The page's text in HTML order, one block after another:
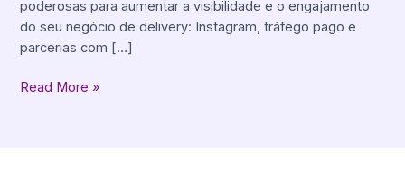
poderosas para aumentar a visibilidade e o engajamento
do seu negócio de delivery: Instagram, tráfego pago e
parcerias com […]
Read More »